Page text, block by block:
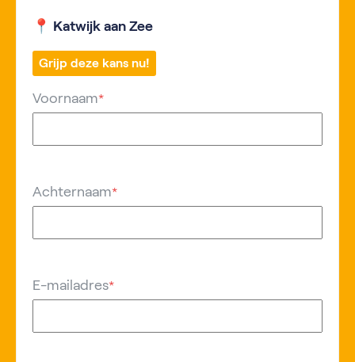
📍 Katwijk aan Zee
Grijp deze kans nu!
Voornaam*
Achternaam*
E-mailadres*